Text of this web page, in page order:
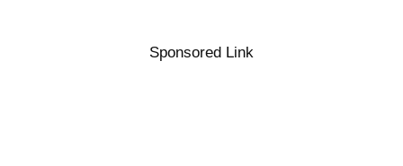
Sponsored Link